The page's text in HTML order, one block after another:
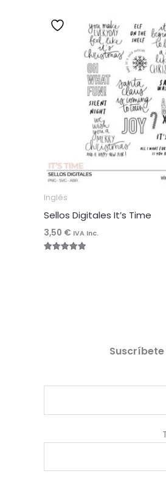
Inglés
Sellos Digitales It’s Time
3,50 € IVA Inc.